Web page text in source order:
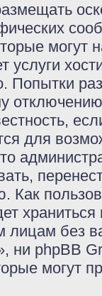
могут
услуги
Попытки
для
Как
лицам без
ни phpBB
могут